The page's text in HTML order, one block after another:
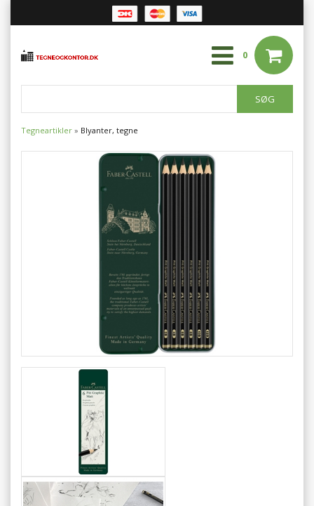
0
Tegneartikler » Blyanter, tegne